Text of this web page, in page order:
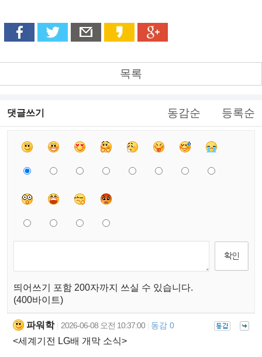
목록
댓글쓰기 동감순 등록순
띄어쓰기 포함 200자까지 쓰실 수 있습니다.
(400바이트)
파워학 2026-06-08 오전 10:37:00 동감 0
<세계기전 LG배 개막 소식>